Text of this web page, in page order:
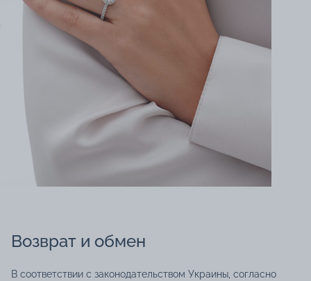
Возврат и обмен
В соответствии с законодательством Украины, согласно